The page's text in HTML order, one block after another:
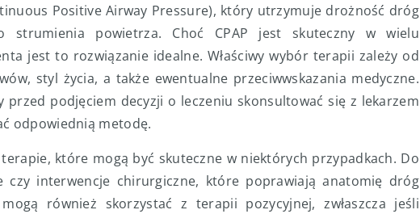
Positive Airway Pressure), który utrzymuje drożność dróg
strumienia powietrza. Choć CPAP jest skuteczny w wielu
jest to rozwiązanie idealne. Właściwy wybór terapii zależy od
styl życia, a także ewentualne przeciwwskazania medyczne.
przed podjęciem decyzji o leczeniu skonsultować się z lekarzem
odpowiednią metodę.
które mogą być skuteczne w niektórych przypadkach. Do
czy interwencje chirurgiczne, które poprawiają anatomię dróg
również skorzystać z terapii pozycyjnej, zwłaszcza jeśli